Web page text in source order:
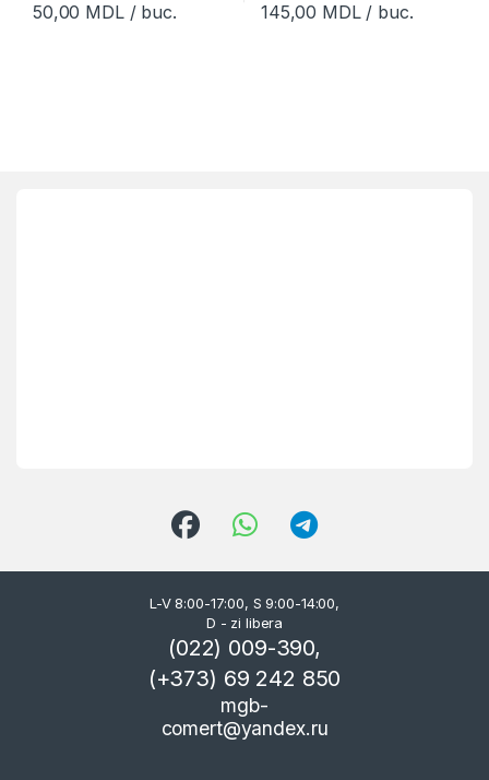
50,00 MDL/ buc. 145,00 MDL/ buc.
L-V 8:00-17:00, S 9:00-14:00,
D - zi libera
(022) 009-390,
(+373) 69 242 850
mgb-
comert@yandex.ru